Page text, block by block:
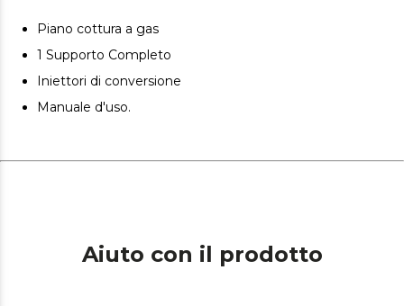
l'avvio rapido e sicuro senza bisogno di fiammiferi o
accendini, offrendo maggiore comodità e sicurezza.
Sistema di sicurezza delle valvole. Il sistema di sicurezza
interrompe automaticamente l'alimentazione del gas
la tranquillità della famiglia.
Piano cottura a gas
1 Supporto Completo
Iniettori di conversione
Manuale d'uso.
Aiuto con il prodotto